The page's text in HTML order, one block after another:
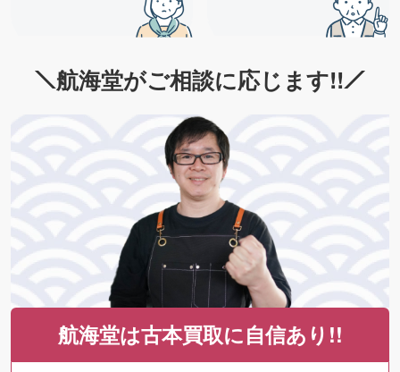
航海堂がご相談に応じます!!
航海堂は古本買取に自信あり!!